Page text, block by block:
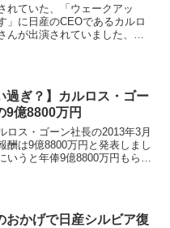
れていた、「ウェークアッ
」に日産のCEOであるカルロ
んが出演されていました、発
過ぎ？】カルロス・ゴー
9億8800万円
ロス・ゴーン社長の2013年3月
酬は9億8800万円と発表しまし
いうと年俸9億8800万円もらっ
おかげで日産シルビア復